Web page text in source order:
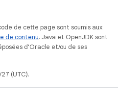
de cette page sont soumis aux
de contenu. Java et OpenJDK sont
d'Oracle et/ou de ses
(UTC).